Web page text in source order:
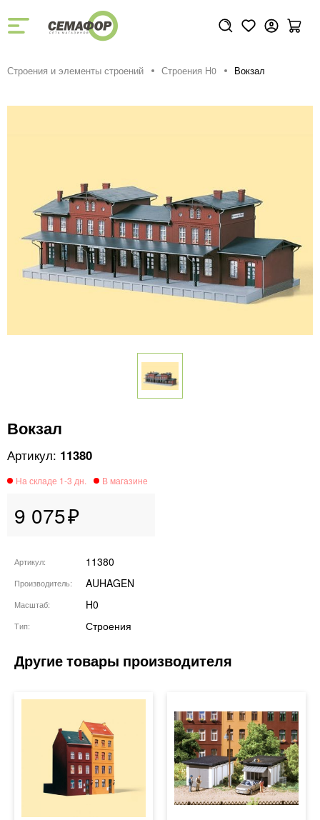
Строения и элементы строений Строения H0 Вокзал
Вокзал
11380
9 075
Артикул 11380
Производитель AUHAGEN
Масштаб H0
Тип Строения